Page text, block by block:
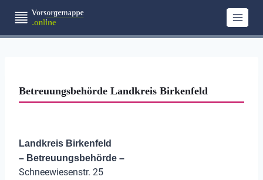
Inhalt
springen
Betreuungsbehörde Landkreis Birkenfeld
Landkreis Birkenfeld
– Betreuungsbehörde –
Schneewiesenstr. 25